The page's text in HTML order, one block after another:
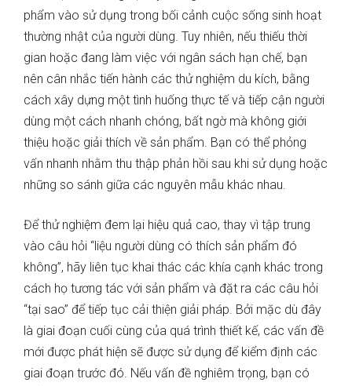
phẩm vào sử dụng trong bối cảnh cuộc sống sinh hoạt
thường nhật của người dùng. Tuy nhiên, nếu thiếu thời
gian hoặc đang làm việc với ngân sách hạn chế, bạn
nên cân nhắc tiến hành các thử nghiệm du kích, bằng
cách xây dựng một tình huống thực tế và tiếp cận người
dùng một cách nhanh chóng, bất ngờ mà không giới
thiệu hoặc giải thích về sản phẩm. Bạn có thể phỏng
vấn nhanh nhằm thu thập phản hồi sau khi sử dụng hoặc
những so sánh giữa các nguyên mẫu khác nhau.
Để thử nghiệm đem lại hiệu quả cao, thay vì tập trung
vào câu hỏi “liệu người dùng có thích sản phẩm đó
không”, hãy liên tục khai thác các khía cạnh khác trong
cách họ tương tác với sản phẩm và đặt ra các câu hỏi
“tại sao” để tiếp tục cải thiện giải pháp. Bởi mặc dù đây
là giai đoạn cuối cùng của quá trình thiết kế, các vấn đề
mới được phát hiện sẽ được sử dụng để kiểm định các
giai đoạn trước đó. Nếu vấn đề nghiêm trọng, bạn có